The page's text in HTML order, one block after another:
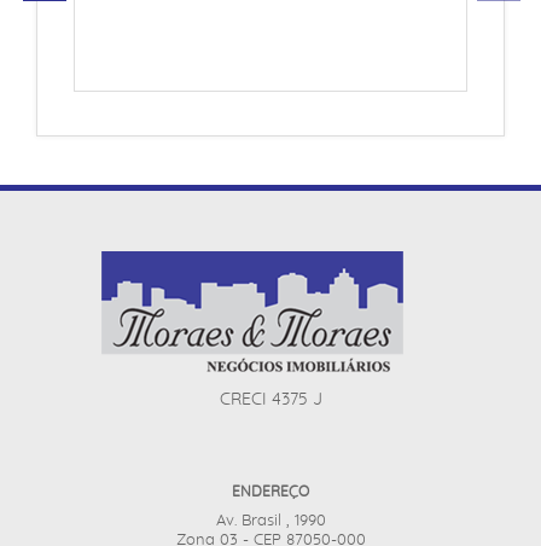
CRECI 4375 J
ENDEREÇO
Av. Brasil , 1990
Zona 03 - CEP 87050-000